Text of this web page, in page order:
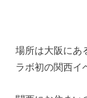
場所は大阪にあ
ラボ初の関西イ